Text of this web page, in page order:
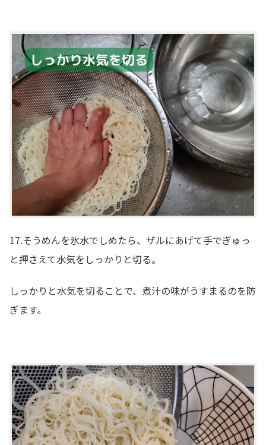
17.そうめんを氷水でしめたら、ザルにあげて手でぎゅっ
と押さえて水気をしっかりと切る。
しっかりと水気を切ることで、煮汁の味がうすまるのを防
ぎます。